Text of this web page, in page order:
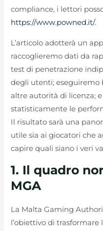
compliance, i lettori
https://www.powned.it/.
L’articolo adotterà un
raccoglieremo dati da
test di penetrazione
degli utenti; eseguiremo
altre autorità di licenza;
statisticamente le
Il risultato sarà una
utile sia ai giocatori che
capire quali siano i veri
1. Il quadro
MGA
La Malta Gaming
l’obiettivo di trasformare